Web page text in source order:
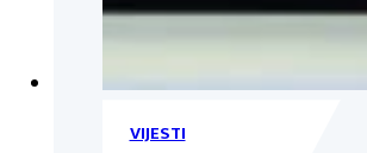
VIJESTI